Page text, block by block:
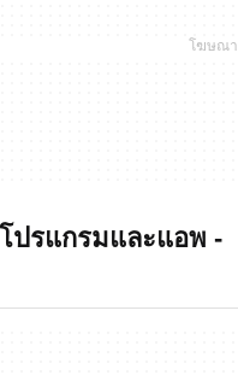
ปรแกรมและแอพ -